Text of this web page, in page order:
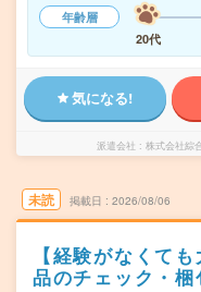
年齢層
20代
気になる!
派遣会社 株式会社綜
未読 掲載日 2026/08/06
【経験がなくて
品のチェック・